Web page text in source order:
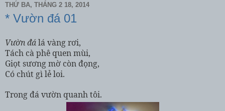
THỨ BA, THÁNG 2 18, 2014
* Vườn đá 01
Vườn đálá vàng rơi,
Tách cà phê quen mùi,
Giọt sương mờ còn đọng,
Có chút gì lẻ loi.
Trong đá vườn quanh tôi.